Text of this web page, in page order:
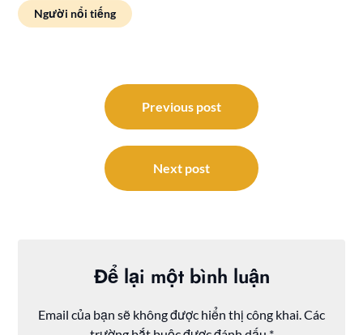
Người nổi tiếng
Previous post
Next post
Để lại một bình luận
Email của bạn sẽ không được hiển thị công khai. Các